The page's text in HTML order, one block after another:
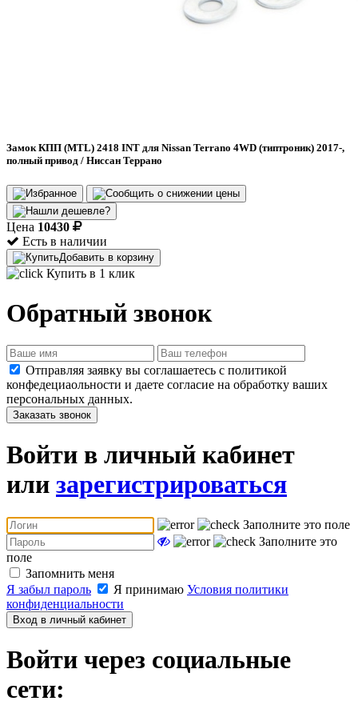
Замок КПП (MTL) 2418 INT для Nissan Terrano 4WD (типтроник) 2017-,
полный привод / Ниссан Террано
Цена 10430
Есть в наличии
Добавить в корзину
Купить в 1 клик
Обратный звонок
Отправляя заявку вы соглашаетесь с политикой
конфедециаольности и даете согласие на обработку ваших
персональных данных.
Заказать звонок
Войти в личный кабинет
или зарегистрироваться
Заполните это поле
Заполните это
поле
Запомнить меня
Я забыл пароль
Я принимаю Условия политики
конфиденциальности
Вход в личный кабинет
Войти через социальные
сети: